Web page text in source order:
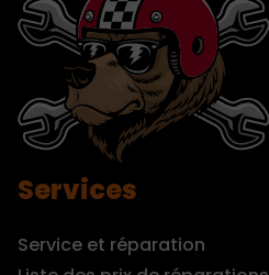
Services
Service et réparation